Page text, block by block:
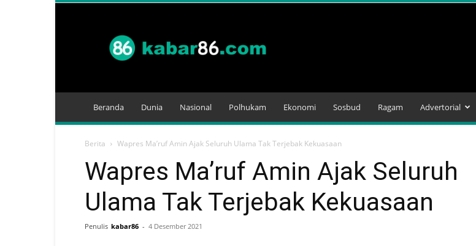
Beranda Dunia Nasional Polhukam Ekonomi Sosbud Ragam Advertorial
Berita Wapres Ma’ruf Amin Ajak Seluruh Ulama Tak Terjebak Kekuasaan
Wapres Ma’ruf Amin Ajak Seluruh
Ulama Tak Terjebak Kekuasaan
Penulis kabar86 - 4 Desember 2021